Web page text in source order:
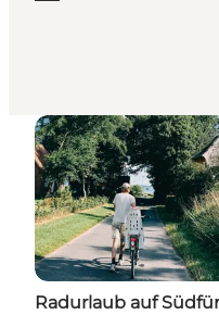
Radurlaub auf